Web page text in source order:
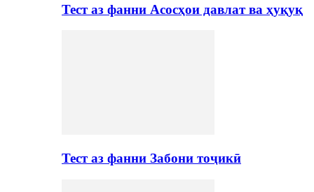
Тест аз фанни Асосҳои давлат ва ҳуқуқ
Тест аз фанни Забони тоҷикӣ